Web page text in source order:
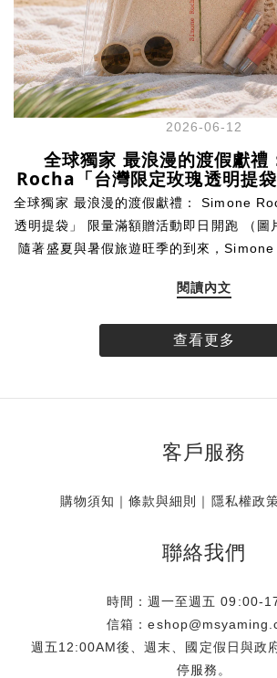
2026-06-12
全球獨家 最浪漫的渡假獻
Rocha「台灣限定玫瑰透明提
活動即日開跑
全球獨家 最浪漫的渡假獻禮： Simone
透明提袋」 限量滿額贈活動即日開跑 （圖
隨著盛夏與暑假旅遊旺季的到來，Simone
性的唯美玫瑰圖樣與透明提袋設計，創造
提袋」。即日起，凡於 Simone Rocha 台
品，將具代表性之一的單朵玫瑰，細緻呈
即使漫步於沙灘，也有最迷人的玫瑰相伴
納不僅具備極高美感，這款「台灣限定玫
鏡、海灘巾等海邊出遊必備小物．甚至是
閱讀內文
查看更多
客戶服務
購物須知 ｜條款與細則 ｜ 隱私權政
聯絡我們
時間：週一至週五 09:00-
信箱：
週五12:00AM後、週末、國定假日與政
停服務。